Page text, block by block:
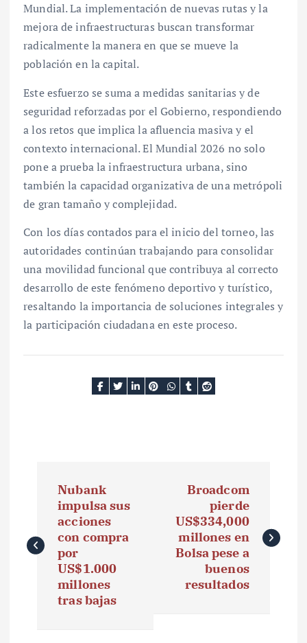
Mundial. La implementación de nuevas rutas y la
mejora de infraestructuras buscan transformar
radicalmente la manera en que se mueve la
población en la capital.
Este esfuerzo se suma a medidas sanitarias y de
seguridad reforzadas por el Gobierno, respondiendo
a los retos que implica la afluencia masiva y el
contexto internacional. El Mundial 2026 no solo
pone a prueba la infraestructura urbana, sino
también la capacidad organizativa de una metrópoli
de gran tamaño y complejidad.
Con los días contados para el inicio del torneo, las
autoridades continúan trabajando para consolidar
una movilidad funcional que contribuya al correcto
desarrollo de este fenómeno deportivo y turístico,
resaltando la importancia de soluciones integrales y
la participación ciudadana en este proceso.
v
e
Nubank
impulsa sus
acciones
con compra
por
US$1.000
millones
tras bajas
Broadcom
pierde
US$334,000
millones en
Bolsa pese a
buenos
resultados